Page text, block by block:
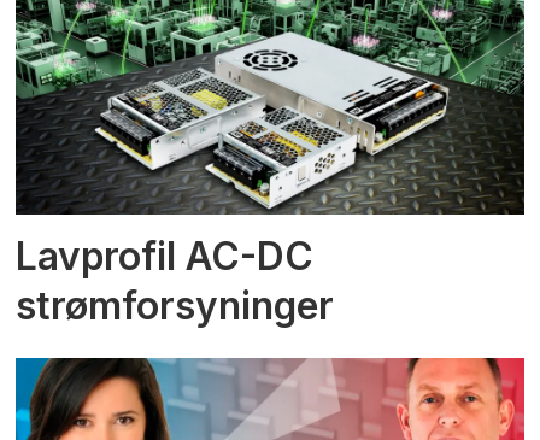
Lavprofil AC-DC
strømforsyninger